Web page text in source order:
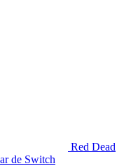
Red Dead
de Switch